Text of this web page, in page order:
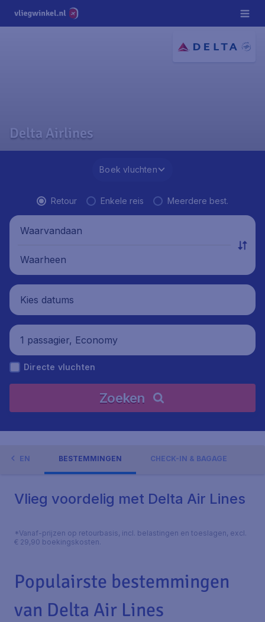
Delta Airlines
Boek vluchten
Retour Enkele reis Meerdere best.
Waarvandaan
Waarheen
Kies datums
1 passagier, Economy
Directe vluchten
Zoeken
BESTEMMINGEN CHECK-IN & BAGAGE
Vlieg voordelig met Delta Air Lines
*Vanaf-prijzen op retourbasis, incl. belastingen en toeslagen, excl.
€ 29,90 boekingskosten.
Populairste bestemmingen
van Delta Air Lines